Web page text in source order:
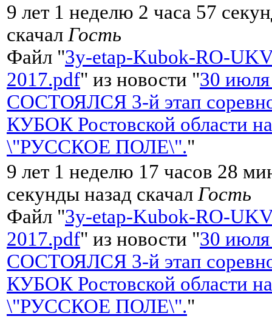
9 лет 1 неделю 2 часа 57
скачал Гость
Файл "3y-etap-Kubok-RO-
2017.pdf" из новости "30 июля
СОСТОЯЛСЯ 3-й этап
КУБОК Ростовской области
\"РУССКОЕ ПОЛЕ\"."
9 лет 1 неделю 17 часов 28
секунды назад скачал Гость
Файл "3y-etap-Kubok-RO-
2017.pdf" из новости "30 июля
СОСТОЯЛСЯ 3-й этап
КУБОК Ростовской области
\"РУССКОЕ ПОЛЕ\"."